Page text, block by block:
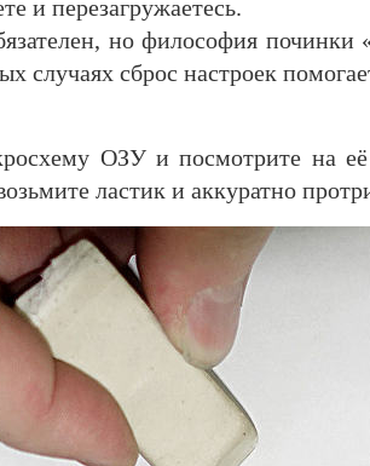
и перезагружаетесь.
но философия починки
случаях сброс настроек
ОЗУ и посмотрите на её
ластик и аккуратно